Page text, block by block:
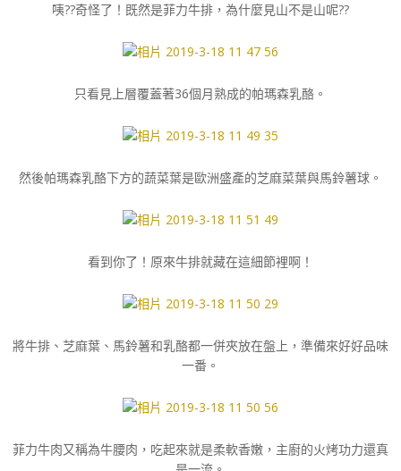
咦??奇怪了！既然是菲力牛排，為什麼見山不是山呢??
只看見上層覆蓋著36個月熟成的帕瑪森乳酪。
然後帕瑪森乳酪下方的蔬菜葉是歐洲盛產的芝麻菜葉與馬鈴薯球。
看到你了！原來牛排就藏在這細節裡啊！
將牛排、芝麻葉、馬鈴薯和乳酪都一併夾放在盤上，準備來好好品味
一番。
菲力牛肉又稱為牛腰肉，吃起來就是柔軟香嫩，主廚的火烤功力還真